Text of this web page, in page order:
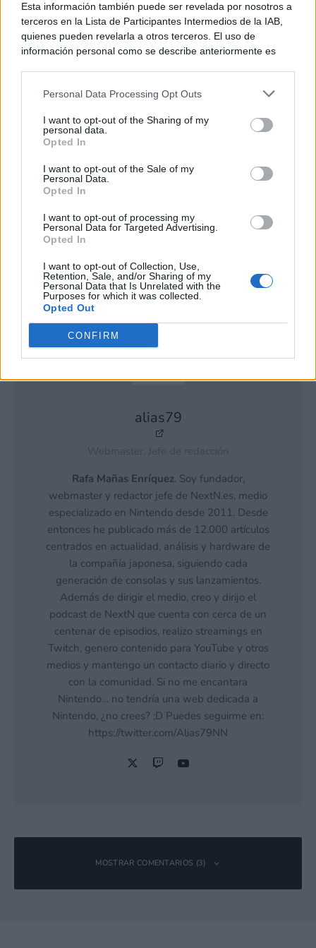
Esta información también puede ser revelada por nosotros a
terceros en la Lista de Participantes Intermedios de la IAB,
quienes pueden revelarla a otros terceros. El uso de
información personal como se describe anteriormente es
generamos contenido relevante para nuestra audiencia.
recopilación y uso de datos en nuestra Política de
Privacidad.
terceros por nuestra parte, utilice la siguiente opción de
exclusión y confirme su selección. Tenga en cuenta que
después de que se procese su solicitud de exclusión, es
posible que continúe viendo anuncios basados en intereses
basados en la información personal utilizada por nosotros o
en información personal divulgada a terceros antes de su
Puede optar por no participar en la divulgación adicional de
su información personal por parte de terceros en la Lista de
participantes intermedios de la IAB.
Personal Data Processing Opt Outs
I want to opt-out of the Sharing of my
personal data.
Opted In
I want to opt-out of the Sale of my
Personal Data.
Opted In
I want to opt-out of processing my
Personal Data for Targeted Advertising.
Opted In
I want to opt-out of Collection, Use,
Retention, Sale, and/or Sharing of my
Personal Data that Is Unrelated with the
Purposes for which it was collected.
Opted Out
CONFIRM
Fuente
alias79
Rafa Mañas Enríquez. Soy fundador,
webmaster y redactor jefe de NextN.es, medio
especializado en Nintendo desde 2011. Desde
entonces he publicado más de 12.000 artículos
centrados en actualidad, análisis y hardware de
la compañía japonesa, siguiendo cada
generación de consolas y sus lanzamientos.
Además de dirigir el medio, creo y dirijo el
podcast de NextN que cuenta con cerca de un
centenar de episodios, realizo streamings en
Twitch, genero contenido para YouTube y otros
medios y mantengo un contacto diario y directo
con la comunidad. Si no me encantara
Nintendo… no tendría una web dedicada a
Nintendo, ¿no crees? ;D Puedes seguirme en:
https://twitter.com/Alias79NN
MOSTRAR COMENTARIOS (3)